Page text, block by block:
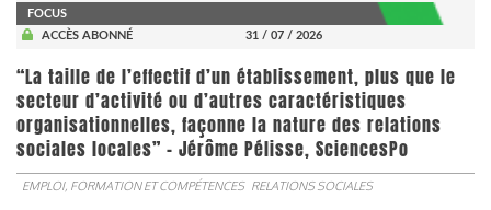
FOCUS
ACCÈS ABONNÉ
31 / 07 / 2026
“La taille de l’effectif d’un établissement, plus que le
secteur d’activité ou d’autres caractéristiques
organisationnelles, façonne la nature des relations
sociales locales” - Jérôme Pélisse, SciencesPo
EMPLOI, FORMATION ET COMPÉTENCES RELATIONS SOCIALES